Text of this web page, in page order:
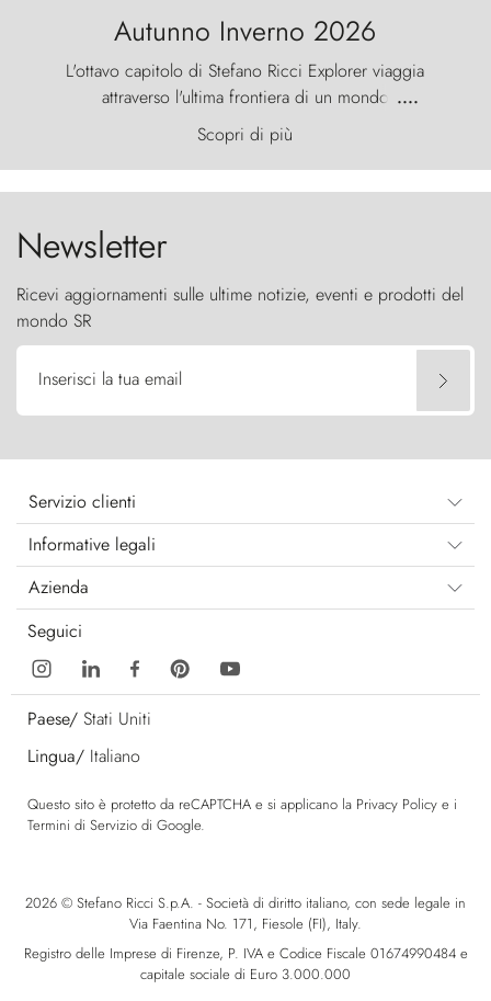
Autunno Inverno 2026
L'ottavo capitolo di Stefano Ricci Explorer viaggia
attraverso l'ultima frontiera di un mondo
primordiale, dove il vento scolpisce la natura con
furia ancestrale e le Torres del Paine sfidano il
cielo come sentinelle di pietra.
....
Scopri di più
Newsletter
Ricevi aggiornamenti sulle ultime notizie, eventi e prodotti del
mondo SR
Inserisci la tua email
Servizio clienti
Informative legali
Azienda
Seguici
Paese/ Stati Uniti
Lingua/ Italiano
Questo sito è protetto da reCAPTCHA e si applicano la Privacy Policy e i
Termini di Servizio di Google.
2026 © Stefano Ricci S.p.A. - Società di diritto italiano, con sede legale in
Via Faentina No. 171, Fiesole (FI), Italy.
Registro delle Imprese di Firenze, P. IVA e Codice Fiscale 01674990484 e
capitale sociale di Euro 3.000.000